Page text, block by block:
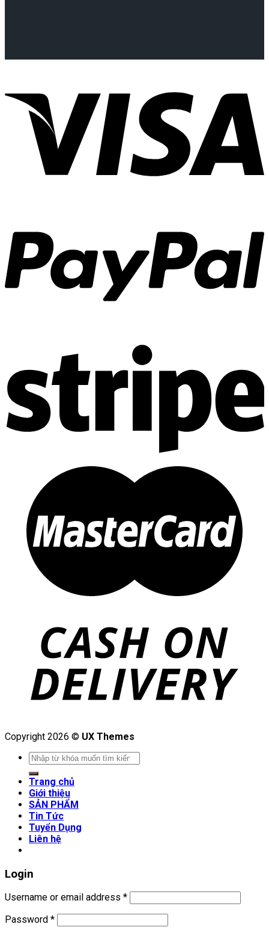
Copyright 2026 © UX Themes
Search
for:
Trang chủ
Giới thiệu
SẢN PHẨM
Tin Tức
Tuyển Dụng
Liên hệ
Login
Username or email address *
Password *